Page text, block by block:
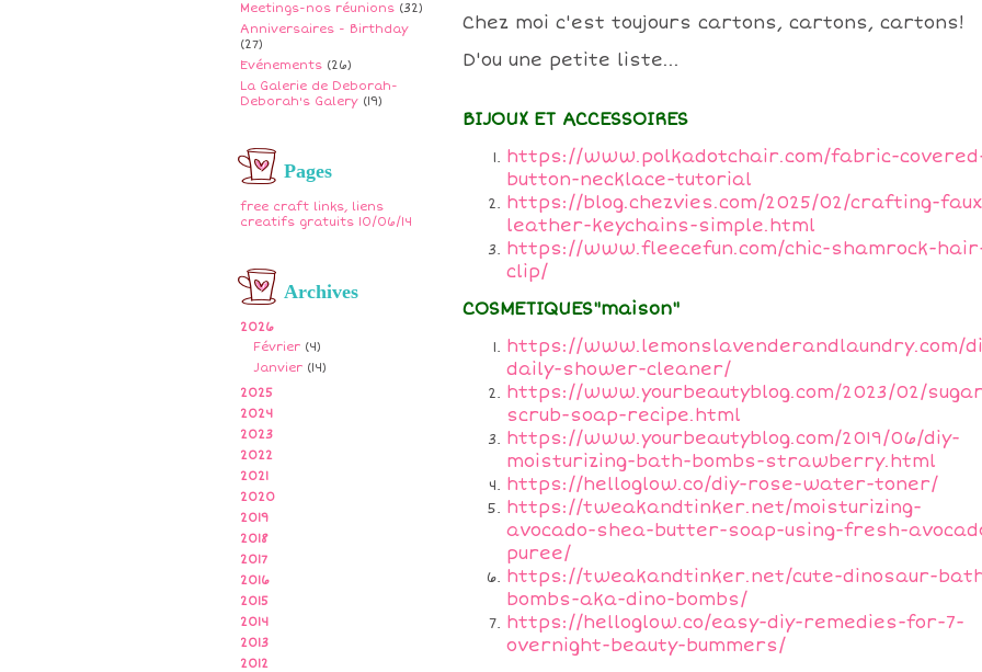
Meetings-nos réunions (32)
Anniversaires - Birthday
(27)
Evénements (26)
La Galerie de Deborah-
Deborah's Galery (19)
Pages
free craft links, liens
creatifs gratuits 10/06/14
Archives
2026
Février (4)
Janvier (14)
2025
2024
2023
2022
2021
2020
2019
2018
2017
2016
2015
2014
2013
2012
Chez moi c'est toujours cartons, cartons, cartons!
D'ou une petite liste...
BIJOUX ET ACCESSOIRES
https://www.polkadotchair.com/fabric-
button-necklace-tutorial
https://blog.chezvies.com/2025/02/crafting-
leather-keychains-simple.html
https://www.fleecefun.com/chic-shamrock-
clip/
COSMETIQUES"maison"
https://www.lemonslavenderandlaundry.com/
daily-shower-cleaner/
https://www.yourbeautyblog.com/2023/02/
scrub-soap-recipe.html
https://www.yourbeautyblog.com/2019/06/diy-
moisturizing-bath-bombs-strawberry.html
https://helloglow.co/diy-rose-water-toner/
https://tweakandtinker.net/moisturizing-
avocado-shea-butter-soap-using-fresh-
puree/
https://tweakandtinker.net/cute-dinosaur-
bombs-aka-dino-bombs/
https://helloglow.co/easy-diy-remedies-for-7-
overnight-beauty-bummers/